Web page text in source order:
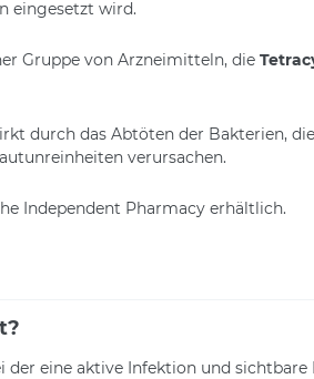
eingesetzt wird.
Gruppe von Arzneimitteln, die
durch das Abtöten der Bakterien,
verursachen.
Independent Pharmacy erhältlich.
eine aktive Infektion und